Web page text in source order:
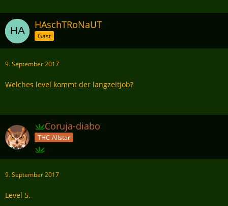
HAschTRoNaUT
Gast
9. September 2017
Welches level kommt der langzeitjob?
Coruja-diabo
THC-Allstar
9. September 2017
Level 5.